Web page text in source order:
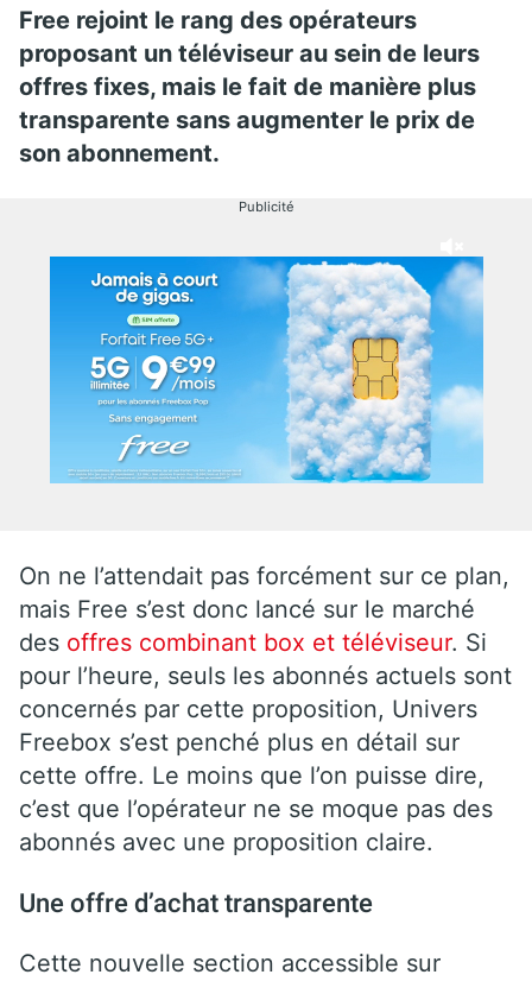
Free rejoint le rang des opérateurs
proposant un téléviseur au sein de leurs
offres fixes, mais le fait de manière plus
transparente sans augmenter le prix de
son abonnement.
Publicité
On ne l’attendait pas forcément sur ce plan,
mais Free s’est donc lancé sur le marché
des offres combinant box et téléviseur. Si
pour l’heure, seuls les abonnés actuels sont
concernés par cette proposition, Univers
Freebox s’est penché plus en détail sur
cette offre. Le moins que l’on puisse dire,
c’est que l’opérateur ne se moque pas des
abonnés avec une proposition claire.
Une offre d’achat transparente
Cette nouvelle section accessible sur